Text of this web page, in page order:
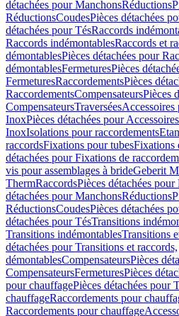
détachées pour ManchonsRéductions
RéductionsCoudesPièces détachées
détachées pour TésRaccords
Raccords indémontablesRaccords et
démontablesPièces détachées pour
démontablesFermeturesPièces
FermeturesRaccordementsPièces
RaccordementsCompensateursPièces
CompensateursTraversées
InoxPièces détachées pour
InoxIsolations pour raccordements
raccordsFixations pour tubesFixations
détachées pour Fixations de
vis pour assemblages à brideGeberit
ThermRaccordsPièces détachées pour
détachées pour ManchonsRéductions
RéductionsCoudesPièces détachées
détachées pour TésTransitions
Transitions indémontablesTransitions
détachées pour Transitions et raccords,
démontablesCompensateursPièces
CompensateursFermeturesPièces
pour chauffagePièces détachées pour
chauffageRaccordements pour
Raccordements pour chauffage